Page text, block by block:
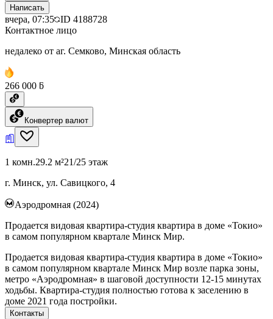
Написать
вчера, 07:35 ID 4188728
Контактное лицо
недалеко от аг. Семково, Минская область
266 000 ƃ
Конвертер валют
1 комн.29.2 м²21/25 этаж
г. Минск, ул. Савицкого, 4
Аэродромная (2024)
Продается видовая квартира-студия квартира в доме «Токио»
в самом популярном квартале Минск Мир.
Продается видовая квартира-студия квартира в доме «Токио»
в самом популярном квартале Минск Мир возле парка зоны,
метро «Аэродромная» в шаговой доступности 12-15 минутах
ходьбы. Квартира-студия полностью готова к заселению в
доме 2021 года постройки.
Контакты